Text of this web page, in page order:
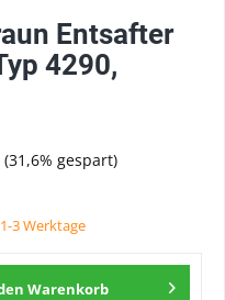
Entsafter
4290,
(31,6% gespart)
3 Werktage
Warenkorb